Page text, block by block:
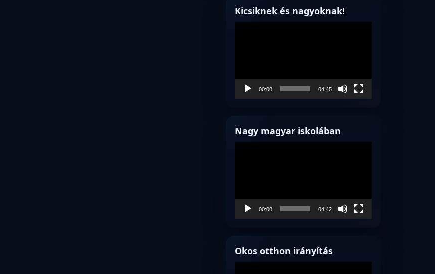
Kicsiknek és nagyoknak!
00:00 04:45
Nagy magyar iskolában
00:00 04:42
Okos otthon irányítás